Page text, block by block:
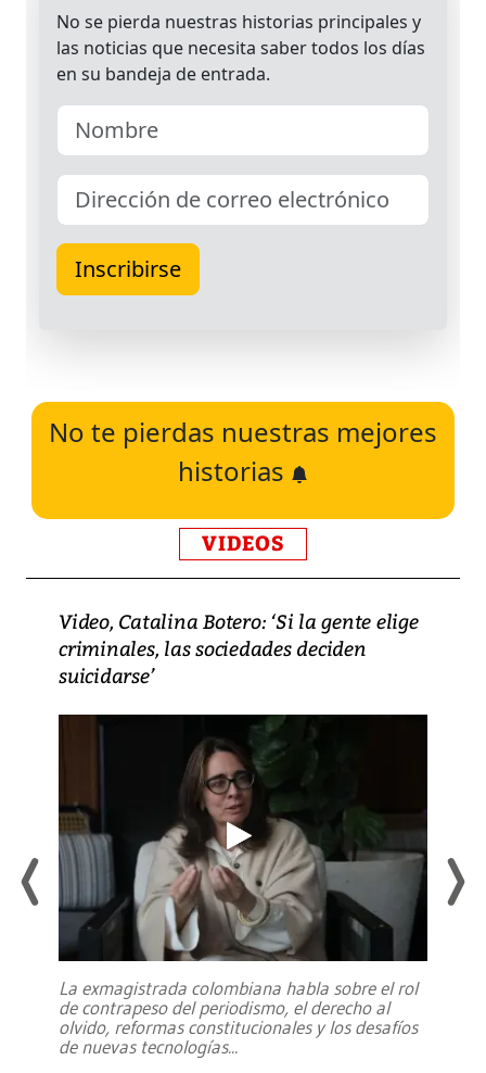
No te pierdas nuestras mejores
historias
VIDEOS
Video, Catalina Botero: ‘Si la gente elige
criminales, las sociedades deciden
suicidarse’
La exmagistrada colombiana habla sobre el rol
de contrapeso del periodismo, el derecho al
olvido, reformas constitucionales y los desafíos
de nuevas tecnologías...